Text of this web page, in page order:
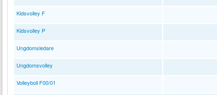
Kidsvolley F
Kidsvolley P
Ungdomsledare
Ungdomsvolley
Volleyboll F00/01